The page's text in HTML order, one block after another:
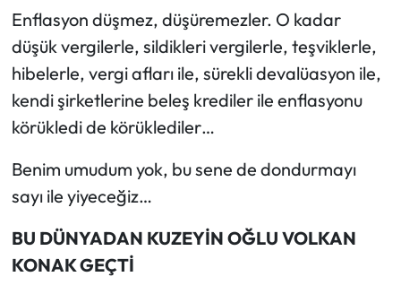
Enflasyon düşmez, düşüremezler. O kadar
düşük vergilerle, sildikleri vergilerle, teşviklerle,
hibelerle, vergi afları ile, sürekli devalüasyon ile,
kendi şirketlerine beleş krediler ile enflasyonu
körükledi de körüklediler…
Benim umudum yok, bu sene de dondurmayı
sayı ile yiyeceğiz…
BU DÜNYADAN KUZEYİN OĞLU VOLKAN
KONAK GEÇTİ